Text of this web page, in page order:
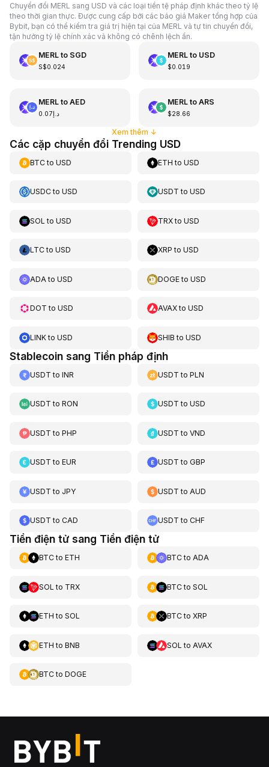
Chuyển đổi MERL sang USD và các loại tiền tệ pháp định khác theo tỷ lệ
theo thời gian thực. Được cung cấp bởi các báo giá Maker tổng hợp của
Bybit, bạn có thể kiểm tra giá trị hiện tại của MERL và tự tin chuyển đổi,
tận hưởng tỷ lệ chính xác và không có chênh lệch ẩn.
MERLto SGD
S$0.024
MERLto USD
$0.019
MERLto AED
د.إ0.07
MERLto ARS
$28.66
Xem thêm ↓
Các cặp chuyển đổi Trending USD
BTCto USD ETH toUSD
USDCto USD USDT toUSD
SOL to USD TRXtoUSD
LTCto USD XRP toUSD
ADA to USD DOGEtoUSD
DOT to USD AVAXtoUSD
LINKto USD SHIB toUSD
Stablecoin sang Tiền pháp định
USDT to INR USDT toPLN
USDT to RON USDT toUSD
USDT to PHP USDT toVND
USDT to EUR USDT toGBP
USDT to JPY USDT to AUD
USDT to CAD USDT toCHF
Tiền điện tử sang Tiền điện tử
BTCto ETH BTCto ADA
SOL to TRX BTCto SOL
ETH to SOL BTCto XRP
ETH to BNB SOL to AVAX
BTCto DOGE